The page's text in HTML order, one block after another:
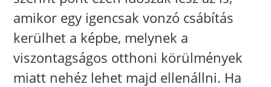
amikor egy igencsak vonzó csábítás
kerülhet a képbe, melynek a
viszontagságos otthoni körülmények
miatt nehéz lehet majd ellenállni. Ha